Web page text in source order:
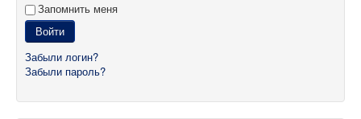
Запомнить меня
Войти
Забыли логин?
Забыли пароль?